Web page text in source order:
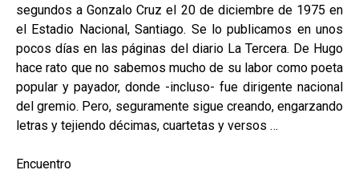
segundos a Gonzalo Cruz el 20 de diciembre de 1975 en
el Estadio Nacional, Santiago. Se lo publicamos en unos
pocos días en las páginas del diario La Tercera. De Hugo
hace rato que no sabemos mucho de su labor como poeta
popular y payador, donde -incluso- fue dirigente nacional
del gremio. Pero, seguramente sigue creando, engarzando
letras y tejiendo décimas, cuartetas y versos …
Encuentro